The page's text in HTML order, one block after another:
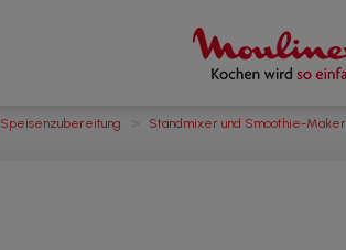
Speisenzubereitung Standmixer und Smoothie-Maker